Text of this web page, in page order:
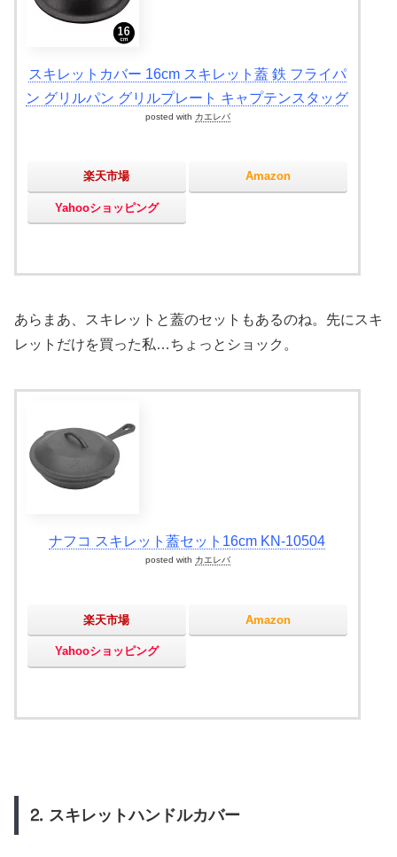
スキレットカバー 16cm スキレット蓋 鉄 フライパ
ン グリルパン グリルプレート キャプテンスタッグ
posted with カエレバ
楽天市場 Amazon
Yahooショッピング
あらまあ、スキレットと蓋のセットもあるのね。先にスキ
レットだけを買った私…ちょっとショック。
ナフコ スキレット蓋セット16cm KN-10504
posted with カエレバ
楽天市場 Amazon
Yahooショッピング
⒉ スキレットハンドルカバー